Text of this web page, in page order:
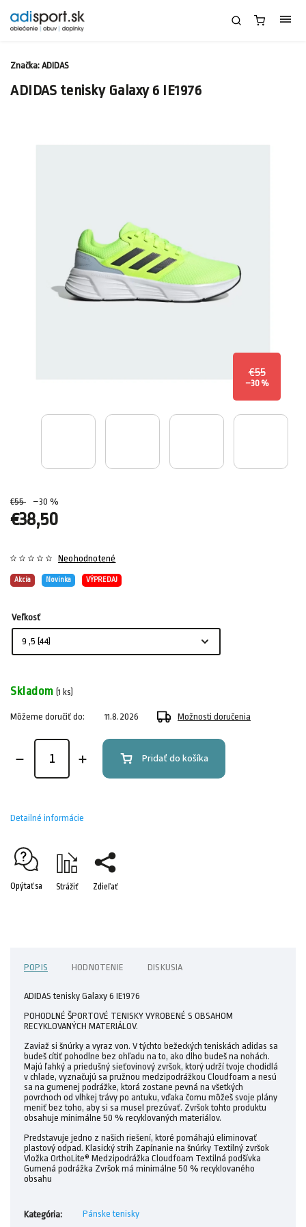
ADIDAS tenisky Galaxy 6 IE1976
€55
–30 %
€55 –30 %
€38,50
Akcia Novinka VÝPREDAJ
Neohodnotené
Značka: ADIDAS
Veľkosť
Skladom (1 ks)
Môžeme doručiť do: 11.8.2026 Možnosti doručenia
Pridať do košíka
Detailné informácie
Opýtať sa Strážiť Zdieľať
POPIS HODNOTENIE DISKUSIA
ADIDAS tenisky Galaxy 6 IE1976
POHODLNÉ ŠPORTOVÉ TENISKY VYROBENÉ S OBSAHOM
RECYKLOVANÝCH MATERIÁLOV.
Zaviaž si šnúrky a vyraz von. V týchto bežeckých teniskách adidas sa
budeš cítiť pohodlne bez ohľadu na to, ako dlho budeš na nohách.
Majú ľahký a priedušný sieťovinový zvršok, ktorý udrží tvoje chodidlá
v chlade, vyznačujú sa pružnou medzipodrážkou Cloudfoam a nesú
sa na gumenej podrážke, ktorá zostane pevná na všetkých
povrchoch od vlhkej trávy po antuku, vďaka čomu môžeš svoje plány
meniť bez toho, aby si sa musel prezúvať. Zvršok tohto produktu
obsahuje minimálne 50 % recyklovaných materiálov.
Predstavuje jedno z našich riešení, ktoré pomáhajú eliminovať
plastový odpad. Klasický strih Zapínanie na šnúrky Textilný zvršok
Vložka OrthoLite® Medzipodrážka Cloudfoam Textilná podšívka
Gumená podrážka Zvršok má minimálne 50 % recyklovaného
obsahu
Kategória: Pánske tenisky